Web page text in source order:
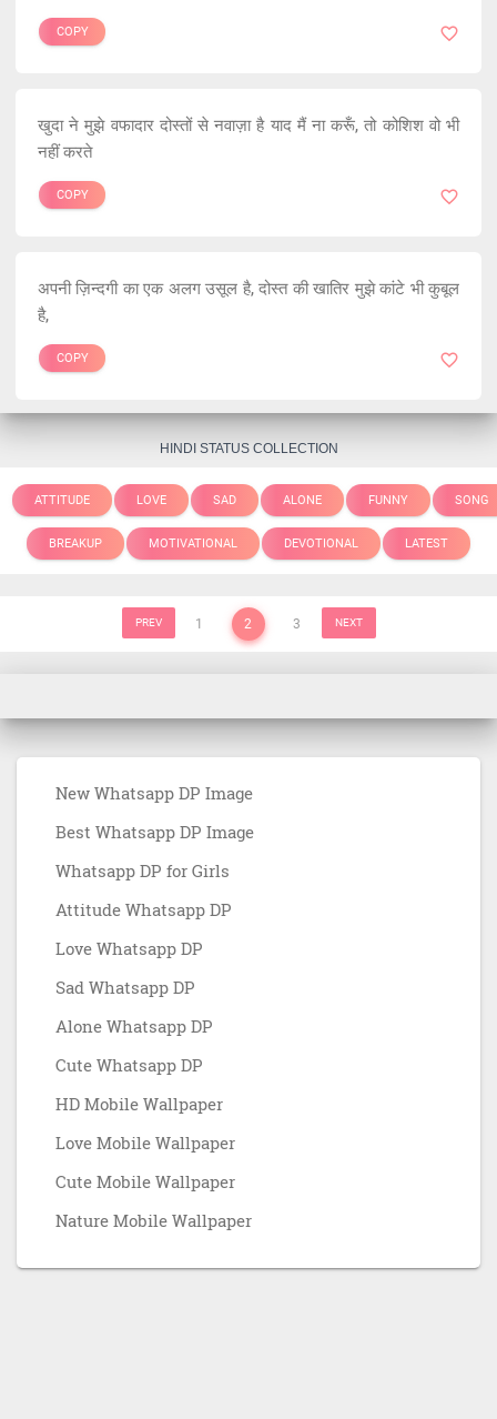
COPY
खुदा ने मुझे वफादार दोस्तों से नवाज़ा है याद मैं ना करूँ, तो कोशिश वो भी
नहीं करते
COPY
अपनी ज़िन्दगी का एक अलग उसूल है, दोस्त की खातिर मुझे कांटे भी कुबूल
है,
COPY
HINDI STATUS COLLECTION
ATTITUDE LOVE SAD ALONE FUNNY SONG
BREAKUP MOTIVATIONAL DEVOTIONAL LATEST
PREV 1 2 3 NEXT
New Whatsapp DP Image
Best Whatsapp DP Image
Whatsapp DP for Girls
Attitude Whatsapp DP
Love Whatsapp DP
Sad Whatsapp DP
Alone Whatsapp DP
Cute Whatsapp DP
HD Mobile Wallpaper
Love Mobile Wallpaper
Cute Mobile Wallpaper
Nature Mobile Wallpaper